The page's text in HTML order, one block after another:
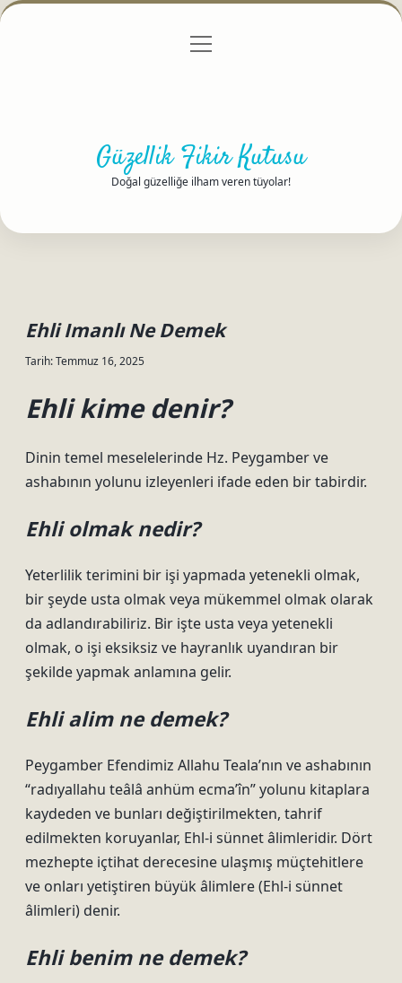
Gizlilik Politikası
menüyü
Güzellik Fikir Kutusu
Doğal güzelliğe ilham veren tüyolar!
Ehli Imanlı Ne Demek
Tarih: Temmuz 16, 2025
Ehli kime denir?
Dinin temel meselelerinde Hz. Peygamber ve
ashabının yolunu izleyenleri ifade eden bir tabirdir.
Ehli olmak nedir?
Yeterlilik terimini bir işi yapmada yetenekli olmak,
bir şeyde usta olmak veya mükemmel olmak olarak
da adlandırabiliriz. Bir işte usta veya yetenekli
olmak, o işi eksiksiz ve hayranlık uyandıran bir
şekilde yapmak anlamına gelir.
Ehli alim ne demek?
Peygamber Efendimiz Allahu Teala’nın ve ashabının
“radıyallahu teâlâ anhüm ecma’în” yolunu kitaplara
kaydeden ve bunları değiştirilmekten, tahrif
edilmekten koruyanlar, Ehl-i sünnet âlimleridir. Dört
mezhepte içtihat derecesine ulaşmış müçtehitlere
ve onları yetiştiren büyük âlimlere (Ehl-i sünnet
âlimleri) denir.
Ehli benim ne demek?